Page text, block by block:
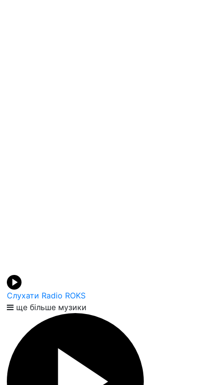
Слухати Radio ROKS
ще більше музики